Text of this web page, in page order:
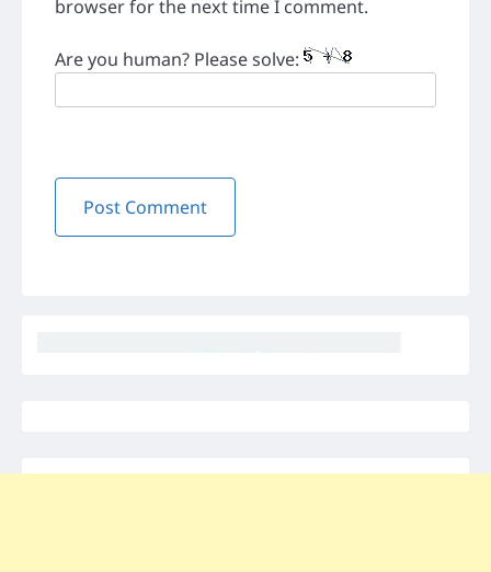
browser for the next time I comment.
Are you human? Please solve: